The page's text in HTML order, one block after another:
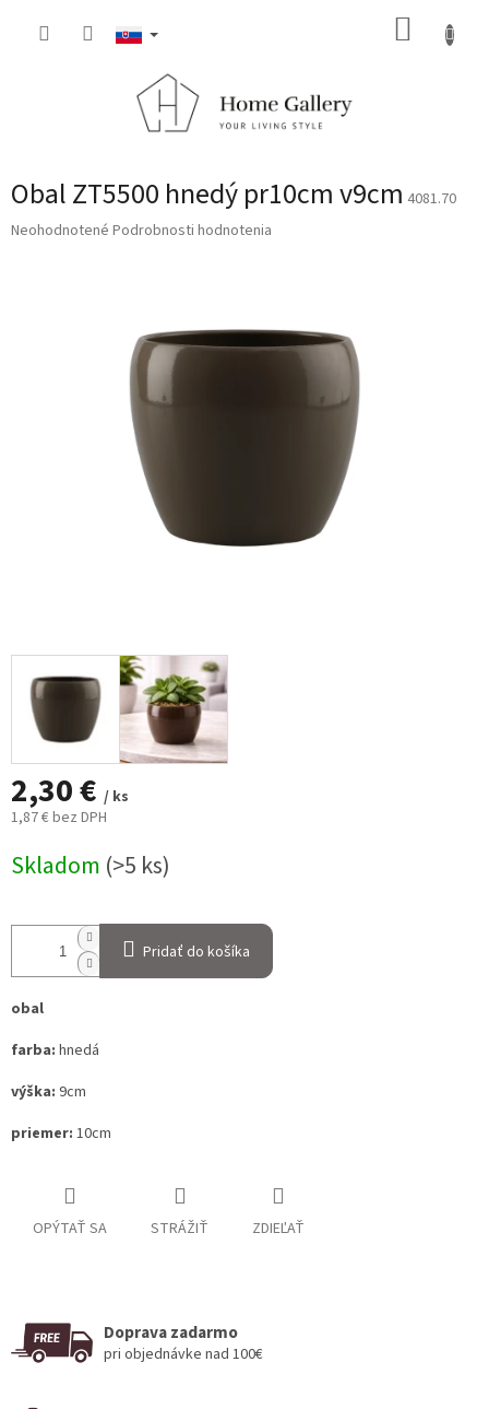
Obal ZT5500 hnedý pr10cm v9cm 4081.70
Priemerné
Neohodnotené Podrobnosti hodnotenia
2,30 € / ks
1,87 € bez DPH
cena:
Skladom (>5 ks)
Pridať do košíka
obal
farba: hnedá
výška: 9cm
priemer: 10cm
OPÝTAŤ SA STRÁŽIŤ ZDIEĽAŤ
Doprava zadarmo
pri objednávke nad 100€